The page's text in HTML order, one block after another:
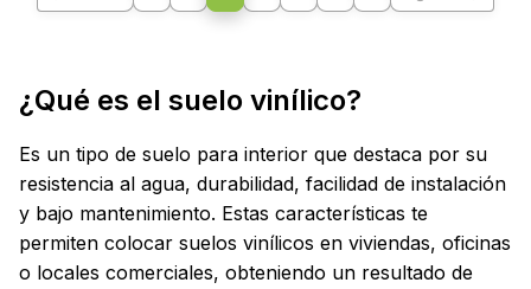
¿Qué es el suelo vinílico?
Es un tipo de suelo para interior que destaca por su
resistencia al agua, durabilidad, facilidad de instalación
y bajo mantenimiento. Estas características te
permiten colocar suelos vinílicos en viviendas, oficinas
o locales comerciales, obteniendo un resultado de